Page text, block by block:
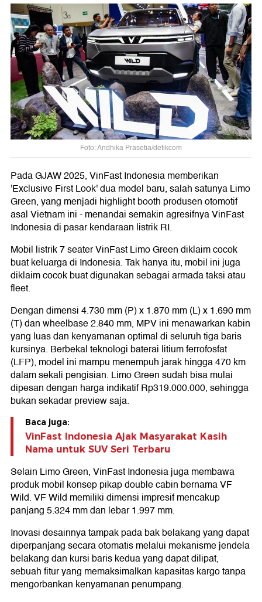
Foto: Andhika Prasetia/detikcom
Pada GJAW 2025, VinFast Indonesia memberikan
'Exclusive First Look' dua model baru, salah satunya Limo
Green, yang menjadi highlight booth produsen otomotif
asal Vietnam ini - menandai semakin agresifnya VinFast
Indonesia di pasar kendaraan listrik RI.
Mobil listrik 7 seater VinFast Limo Green diklaim cocok
buat keluarga di Indonesia. Tak hanya itu, mobil ini juga
diklaim cocok buat digunakan sebagai armada taksi atau
fleet.
Dengan dimensi 4.730 mm (P) x 1.870 mm (L) x 1.690 mm
(T) dan wheelbase 2.840 mm, MPV ini menawarkan kabin
yang luas dan kenyamanan optimal di seluruh tiga baris
kursinya. Berbekal teknologi baterai litium ferrofosfat
(LFP), model ini mampu menempuh jarak hingga 470 km
dalam sekali pengisian. Limo Green sudah bisa mulai
dipesan dengan harga indikatif Rp319.000.000, sehingga
bukan sekadar preview saja.
Baca juga:
VinFast Indonesia Ajak Masyarakat Kasih
Nama untuk SUV Seri Terbaru
Selain Limo Green, VinFast Indonesia juga membawa
produk mobil konsep pikap double cabin bernama VF
Wild. VF Wild memiliki dimensi impresif mencakup
panjang 5.324 mm dan lebar 1.997 mm.
Inovasi desainnya tampak pada bak belakang yang dapat
diperpanjang secara otomatis melalui mekanisme jendela
belakang dan kursi baris kedua yang dapat dilipat,
sebuah fitur yang memaksimalkan kapasitas kargo tanpa
mengorbankan kenyamanan penumpang.